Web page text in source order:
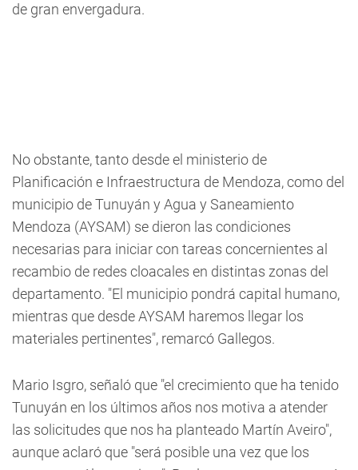
de gran envergadura.
No obstante, tanto desde el ministerio de
Planificación e Infraestructura de Mendoza, como del
municipio de Tunuyán y Agua y Saneamiento
Mendoza (AYSAM) se dieron las condiciones
necesarias para iniciar con tareas concernientes al
recambio de redes cloacales en distintas zonas del
departamento. "El municipio pondrá capital humano,
mientras que desde AYSAM haremos llegar los
materiales pertinentes", remarcó Gallegos.
Mario Isgro, señaló que "el crecimiento que ha tenido
Tunuyán en los últimos años nos motiva a atender
las solicitudes que nos ha planteado Martín Aveiro",
aunque aclaró que "será posible una vez que los